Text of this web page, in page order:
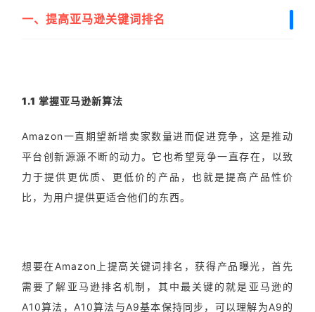
一、提高亚马逊关键词排名
1.1 掌握亚马逊新算法
Amazon一直期望新增卖家数量进而促进竞争，这是推动
平台创新源源不断的动力。它也希望竞争一直存在，以致
力于提供更优质、更低价的产品，也就是提高产品性价
比，为用户提供更适合他们的东西。
想要在Amazon上提高关键词排名，获得产品曝光，首先
需要了解亚马逊排名机制，其中最关键的就是亚马逊的
A10算法，A10算法与A9基本保持同步，可以理解为A9的